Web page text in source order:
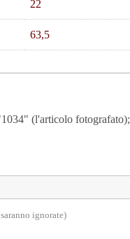
22
63,5
(l'articolo fotografato);
ignorate)